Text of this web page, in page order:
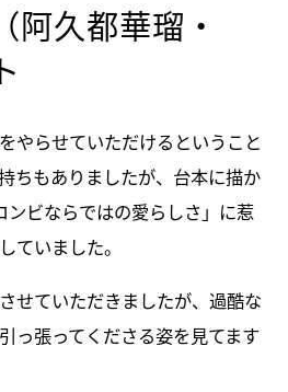
久都華瑠・
やらせていただけるということ
ちもありましたが、台本に描か
ンビならではの愛らしさ」に惹
ていました。
せていただきましたが、過酷な
っ張ってくださる姿を見てます